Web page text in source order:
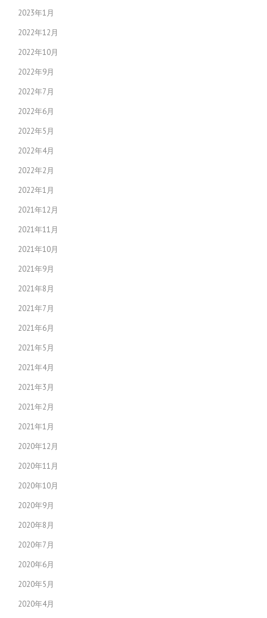
2023年1月
2022年12月
2022年10月
2022年9月
2022年7月
2022年6月
2022年5月
2022年4月
2022年2月
2022年1月
2021年12月
2021年11月
2021年10月
2021年9月
2021年8月
2021年7月
2021年6月
2021年5月
2021年4月
2021年3月
2021年2月
2021年1月
2020年12月
2020年11月
2020年10月
2020年9月
2020年8月
2020年7月
2020年6月
2020年5月
2020年4月